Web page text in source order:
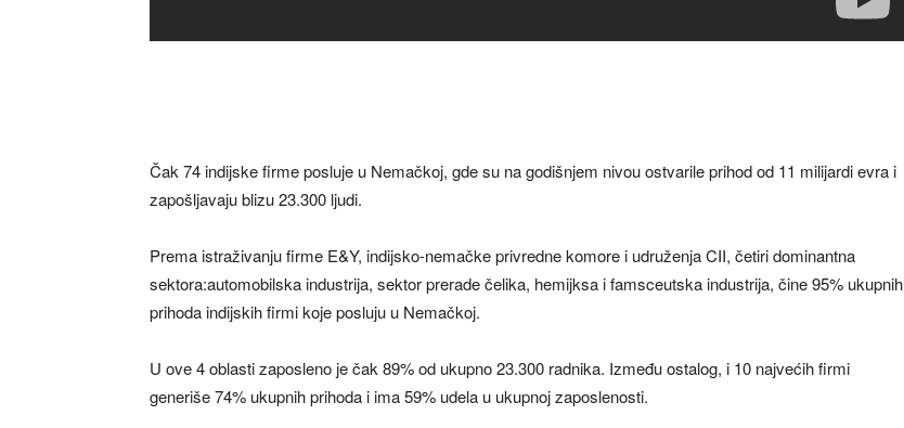
Čak 74 indijske firme posluje u Nemačkoj, gde su na godišnjem nivou ostvarile prihod od 11 milijardi evra i
zapošljavaju blizu 23.300 ljudi.
Prema istraživanju firme E&Y, indijsko-nemačke privredne komore i udruženja CII, četiri dominantna
sektora:automobilska industrija, sektor prerade čelika, hemijksa i famsceutska industrija, čine 95% ukupnih
prihoda indijskih firmi koje posluju u Nemačkoj.
U ove 4 oblasti zaposleno je čak 89% od ukupno 23.300 radnika. Između ostalog, i 10 najvećih firmi
generiše 74% ukupnih prihoda i ima 59% udela u ukupnoj zaposlenosti.